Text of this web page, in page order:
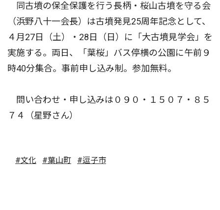
同古墳の保全保護を行う長柄・桜山古墳を守る会
（浜野八十一会長）は古墳発見25周年記念として、
４月27日（土）・28日（日）に「大古墳見学会」を
実施する。両日、「葉桜」バス停横の公園に午前９
時40分集合。事前申し込み制。参加無料。
問い合わせ・申し込みは０９０・１５０７・８５
７４（星野さん）
#文化 #葉山町 #逗子市